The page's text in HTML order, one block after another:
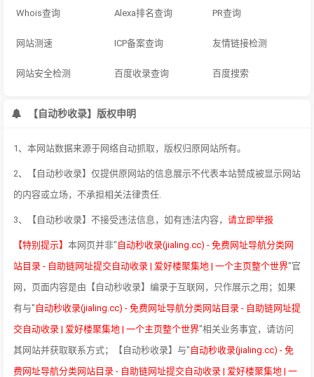
Whois查询 Alexa排名查询 PR查询
网站测速 ICP备案查询 友情链接检测
网站安全检测 百度收录查询 百度搜索
【自动秒收录】版权申明
1、本网站数据来源于网络自动抓取，版权归原网站所有。
2、【自动秒收录】仅提供原网站的信息展示不代表本站赞成被显示网站
的内容或立场，不承担相关法律责任.
3、【自动秒收录】不接受违法信息，如有违法内容， 请立即举报
【特别提示】 本网页并非" 自动秒收录(jialing.cc) - 免费网址导航分类网
站目录 - 自助链网址提交自动收录 | 爱好楼聚集地 | 一个主页整个世界"官
网，页面内容是由【自动秒收录】编录于互联网，只作展示之用；如果
有与" 自动秒收录(jialing.cc) - 免费网址导航分类网站目录 - 自助链网址提
交自动收录 | 爱好楼聚集地 | 一个主页整个世界"相关业务事宜，请访问
其网站并获取联系方式；【自动秒收录】与" 自动秒收录(jialing.cc) - 免
费网址导航分类网站目录 - 自助链网址提交自动收录 | 爱好楼聚集地 | 一